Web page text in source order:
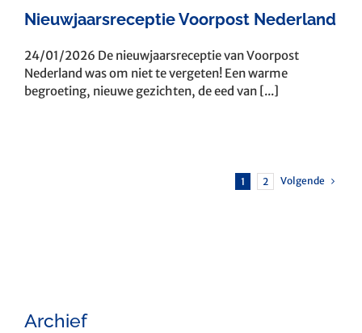
Nieuwjaarsreceptie Voorpost Nederland
24/01/2026 De nieuwjaarsreceptie van Voorpost
Nederland was om niet te vergeten! Een warme
begroeting, nieuwe gezichten, de eed van [...]
1 2 Volgende
Archief